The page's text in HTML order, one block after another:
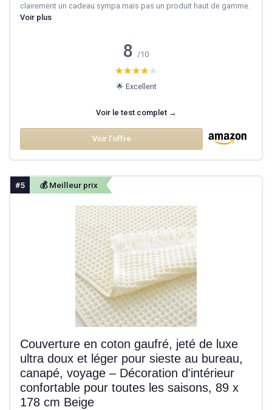
clairement un cadeau sympa mais pas un produit haut de gamme.
Voir plus
8 /10
★★★★★
★★★★★
🌟 Excellent
Voir le test complet →
Voir l'offre
#5 💰 Meilleur prix
Couverture en coton gaufré, jeté de luxe
ultra doux et léger pour sieste au bureau,
canapé, voyage – Décoration d'intérieur
confortable pour toutes les saisons, 89 x
178 cm Beige